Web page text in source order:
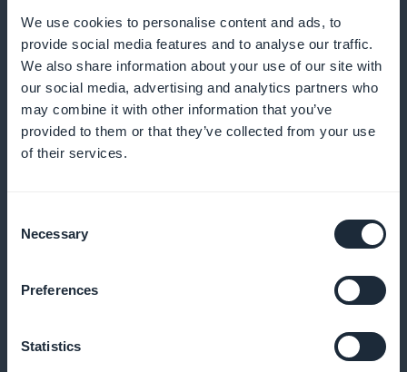
We use cookies to personalise content and ads, to
provide social media features and to analyse our traffic.
We also share information about your use of our site with
our social media, advertising and analytics partners who
may combine it with other information that you’ve
provided to them or that they’ve collected from your use
of their services.
Selection
Necessary
Preferences
Statistics
Expressbeställning på ett enkelt sätt
Gör det enkelt att snabbt köpa pizzor från
produktlistan
Meddela dina kunder om nya pizzor eller
specialerbjudanden så snart de har publicerats
Kundanpassade kampanjerbjudanden